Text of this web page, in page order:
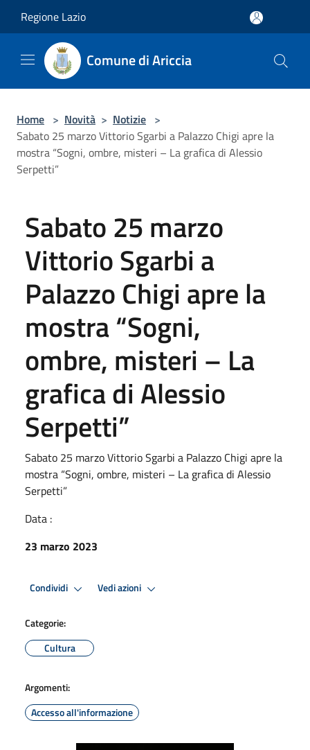
Regione Lazio
Comune di Ariccia
Home > Novità > Notizie >
Sabato 25 marzo Vittorio Sgarbi a Palazzo Chigi apre la
mostra “Sogni, ombre, misteri – La grafica di Alessio
Serpetti”
Sabato 25 marzo
Vittorio Sgarbi a
Palazzo Chigi apre la
mostra “Sogni,
ombre, misteri – La
grafica di Alessio
Serpetti”
Sabato 25 marzo Vittorio Sgarbi a Palazzo Chigi apre la
mostra “Sogni, ombre, misteri – La grafica di Alessio
Serpetti”
Data :
23 marzo 2023
Condividi Vedi azioni
Categorie:
Cultura
Argomenti:
Accesso all'informazione